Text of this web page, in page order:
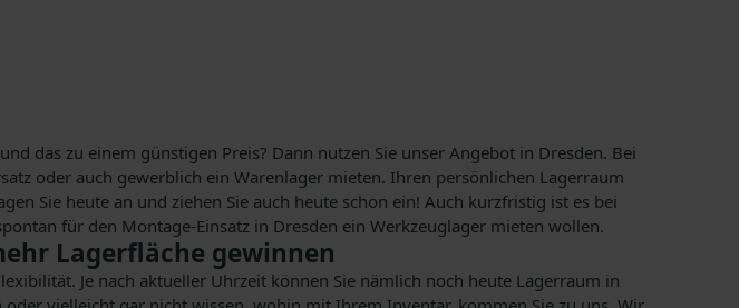
das zu einem günstigen Preis? Dann nutzen Sie unser Angebot in Dresden. Bei
oder auch gewerblich ein Warenlager mieten. Ihren persönlichen Lagerraum
Sie heute an und ziehen Sie auch heute schon ein! Auch kurzfristig ist es bei
für den Montage-Einsatz in Dresden ein Werkzeuglager mieten wollen.
Lagerfläche gewinnen
Je nach aktueller Uhrzeit können Sie nämlich noch heute Lagerraum in